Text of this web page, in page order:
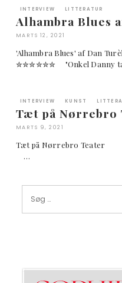
INTERVIEW LITTERATUR
Alhambra Blues
MARTS 12, 2021
'Alhambra Blues' af Dan
✮✮✮✮✮✮ "Onkel Danny
INTERVIEW KUNST
Tæt på Nørrebro
MARTS 9, 2021
Tæt på Nørrebro Teater
…